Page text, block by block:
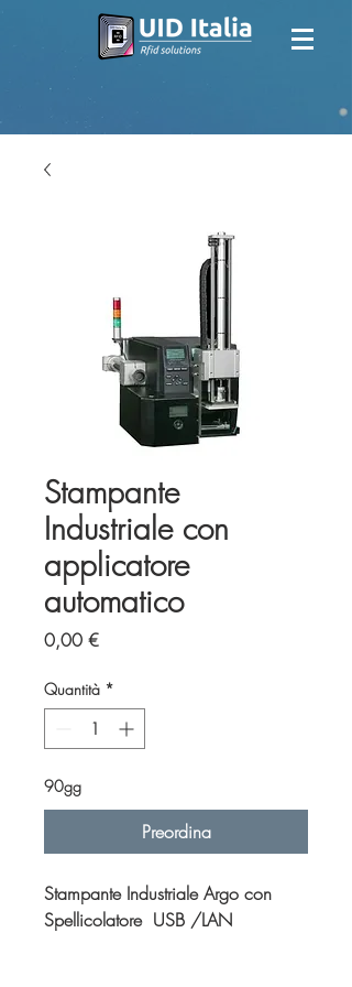
Stampante
Industriale con
applicatore
automatico
0,00 €Prezzo
Quantità *
90gg
Preordina
Stampante Industriale Argo con
Spellicolatore USB /LAN